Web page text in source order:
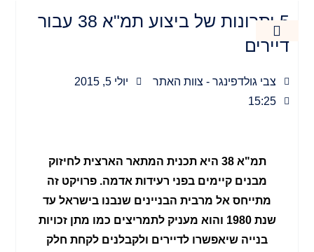
5 יתרונות של ביצוע תמ"א 38 עבור
דיירים
צבי גולדפינגר - צוות האתר
יולי 5, 2015
15:25
תמ"א 38 היא תכנית המתאר הארצית לחיזוק
מבנים קיימים בפני רעידות אדמה. פרויקט זה
מתייחס אל מרבית הבניינים שנבנו בישראל עד
שנת 1980 והוא מעניק לתמריצים כמו מתן זכויות
בנייה שיאפשרו לדיירים ולקבלנים לקחת חלק